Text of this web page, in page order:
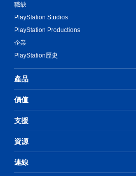
職缺
PlayStation Studios
PlayStation Productions
企業
PlayStation歷史
產品
價值
支援
資源
連線